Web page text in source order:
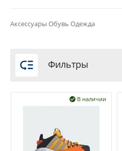
Аксессуары Обувь Одежда
 Фильтры
В наличии
